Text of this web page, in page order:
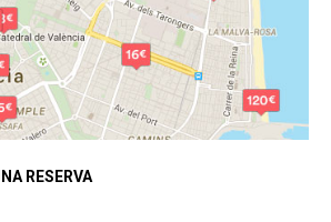
RESERVA